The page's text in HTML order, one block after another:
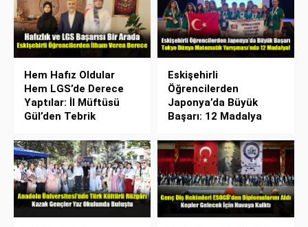
Hem Hafız Oldular
Hem LGS’de Derece
Yaptılar: İl Müftüsü
Gül’den Tebrik
Eskişehirli
Öğrencilerden
Japonya’da Büyük
Başarı: 12 Madalya